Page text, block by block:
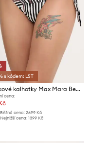
s kódem: LST
Plavkové kalhotky Max Mara Beachwear
cena:
Běžná cena:2699 Kč
Nejnižší cena:1399 Kč